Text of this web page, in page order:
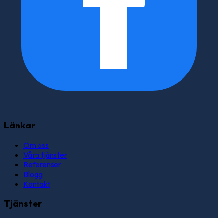
Länkar
Om oss
Våra tjänster
Referenser
Blogg
Kontakt
Tjänster